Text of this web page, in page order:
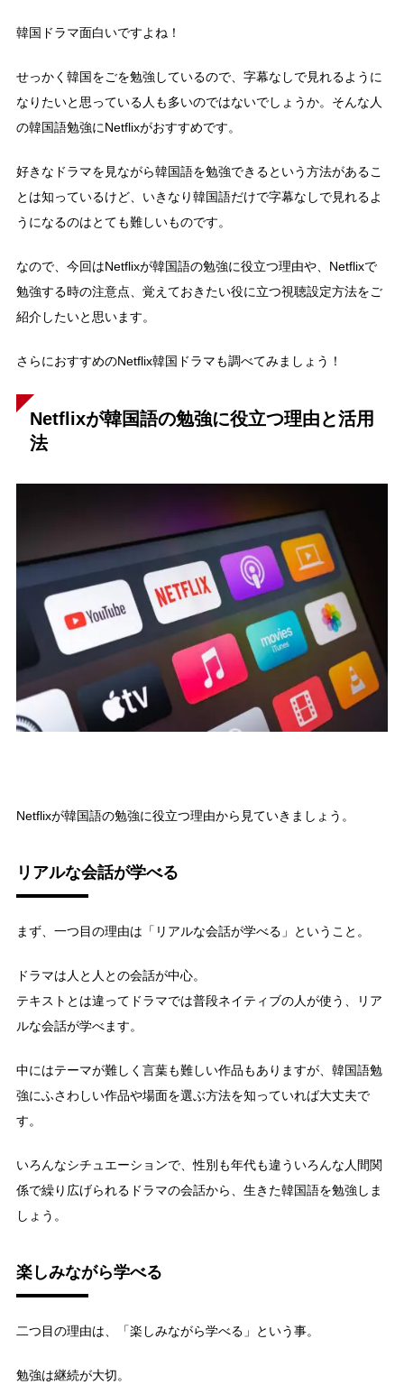
韓国ドラマ面白いですよね！
せっかく韓国をごを勉強しているので、字幕なしで見れるように
なりたいと思っている人も多いのではないでしょうか。そんな人
の韓国語勉強にNetflixがおすすめです。
好きなドラマを見ながら韓国語を勉強できるという方法があるこ
とは知っているけど、いきなり韓国語だけで字幕なしで見れるよ
うになるのはとても難しいものです。
なので、今回はNetflixが韓国語の勉強に役立つ理由や、Netflixで
勉強する時の注意点、覚えておきたい役に立つ視聴設定方法をご
紹介したいと思います。
さらにおすすめのNetflix韓国ドラマも調べてみましょう！
Netflixが韓国語の勉強に役立つ理由と活用
法
Netflixが韓国語の勉強に役立つ理由から見ていきましょう。
リアルな会話が学べる
まず、一つ目の理由は「リアルな会話が学べる」ということ。
ドラマは人と人との会話が中心。
テキストとは違ってドラマでは普段ネイティブの人が使う、リア
ルな会話が学べます。
中にはテーマが難しく言葉も難しい作品もありますが、韓国語勉
強にふさわしい作品や場面を選ぶ方法を知っていれば大丈夫で
す。
いろんなシチュエーションで、性別も年代も違ういろんな人間関
係で繰り広げられるドラマの会話から、生きた韓国語を勉強しま
しょう。
楽しみながら学べる
二つ目の理由は、「楽しみながら学べる」という事。
勉強は継続が大切。